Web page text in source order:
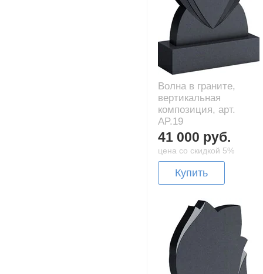
Волна в граните,
вертикальная
композиция, арт.
AP.19
41 000 руб.
цена со скидкой 5%
Купить